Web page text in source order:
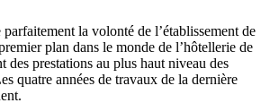
parfaitement la volonté de l’établissement de
plan dans le monde de l’hôtellerie de
des prestations au plus haut niveau des
quatre années de travaux de la dernière